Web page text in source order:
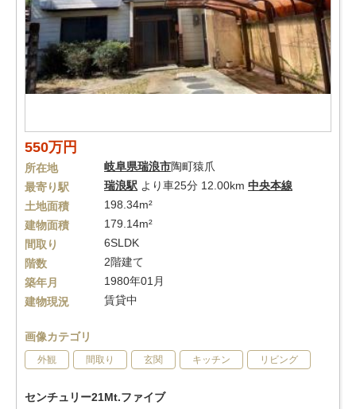
550万円
所在地 岐阜県瑞浪市陶町猿爪
最寄り駅
瑞浪駅 より車25分 12.00km 中央本線
土地面積
198.34m²
建物面積
179.14m²
間取り
6SLDK
階数
2階建て
築年月
1980年01月
建物現況
賃貸中
画像カテゴリ
外観 間取り 玄関 キッチン リビング
センチュリー21Mt.ファイブ